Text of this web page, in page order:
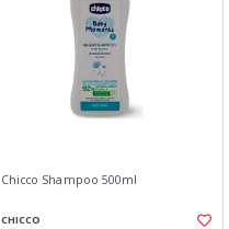
Chicco Shampoo 500ml
CHICCO